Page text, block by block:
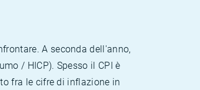
A seconda dell'anno,
/ HICP). Spesso il CPI è
fra le cifre di inflazione in